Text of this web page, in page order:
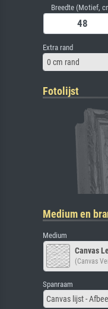
Breedte (Motief,
Extra rand
0 cm rand
Fotolijst
Medium en
Medium
Canvas
(Canvas
Spanraam